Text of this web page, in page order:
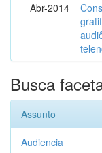
Abr-2014
Busca
Assunto
Audiencia